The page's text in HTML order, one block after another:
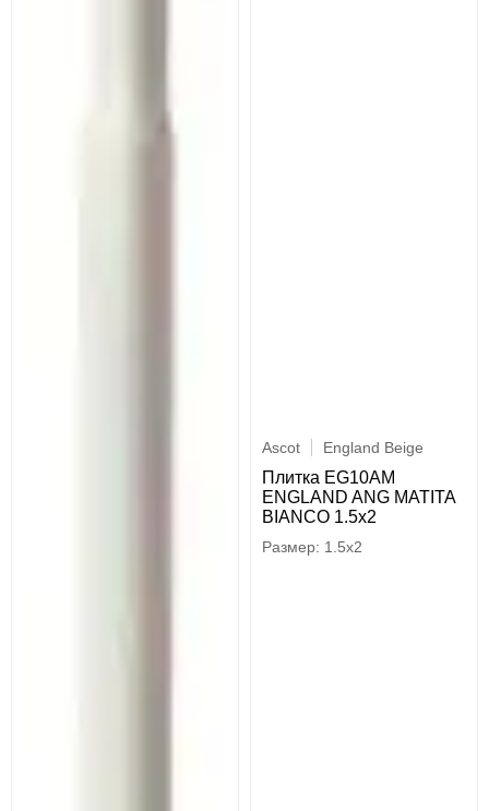
Ascot England Beige
Плитка EG10AM
ENGLAND ANG MATITA
BIANCO 1.5x2
1.5x2